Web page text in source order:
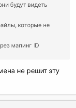
будут видеть
которые не
мапинг ID
другую
разрешали общий
не решит эту